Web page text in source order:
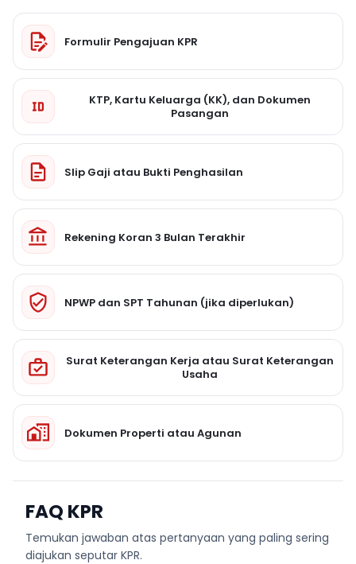
Formulir Pengajuan KPR
KTP, Kartu Keluarga (KK), dan Dokumen
Pasangan
Slip Gaji atau Bukti Penghasilan
Rekening Koran 3 Bulan Terakhir
NPWP dan SPT Tahunan (jika diperlukan)
Surat Keterangan Kerja atau Surat Keterangan
Usaha
Dokumen Properti atau Agunan
FAQ KPR
Temukan jawaban atas pertanyaan yang paling sering
diajukan seputar KPR.